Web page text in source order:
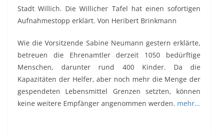
Stadt Willich. Die Willicher Tafel hat einen sofortigen
Aufnahmestopp erklärt. Von Heribert Brinkmann
Wie die Vorsitzende Sabine Neumann gestern erklärte,
betreuen die Ehrenamtler derzeit 1050 bedürftige
Menschen, darunter rund 400 Kinder. Da die
Kapazitäten der Helfer, aber noch mehr die Menge der
gespendeten Lebensmittel Grenzen setzten, können
keine weitere Empfänger angenommen werden. mehr…